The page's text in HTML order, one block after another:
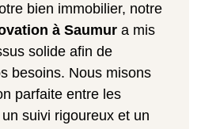
bien immobilier, notre
à Saumur a mis
solide afin de
besoins. Nous misons
parfaite entre les
suivi rigoureux et un